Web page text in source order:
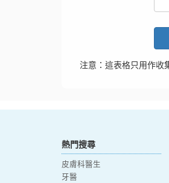
注意：這表格只用作收
熱門搜尋
皮膚科醫生
牙醫